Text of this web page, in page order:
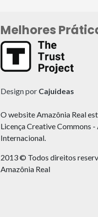
Melhores
Design por Cajuideas
O website Amazônia Real
Licença Creative Commons
Internacional.
2013 © Todos direitos
Amazônia Real